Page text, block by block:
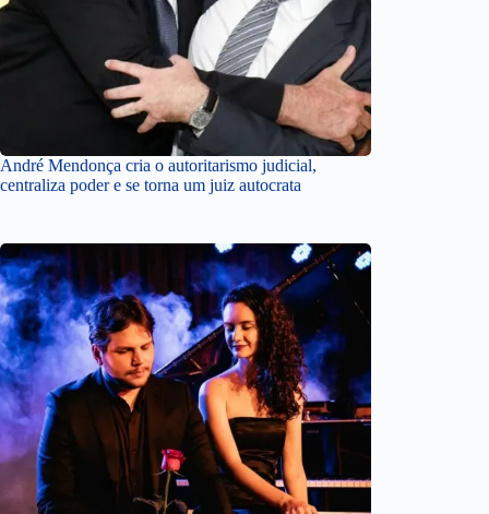
André Mendonça cria o autoritarismo judicial,
centraliza poder e se torna um juiz autocrata